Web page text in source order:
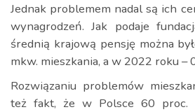
Jednak problemem nadal są ich
wynagrodzeń. Jak podaje
średnią krajową pensję można
mkw. mieszkania, a w 2022 roku –
Rozwiązaniu problemów
też fakt, że w Polsce 60 proc.